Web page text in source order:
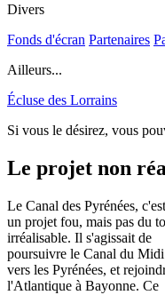
Divers
Fonds d'écran Partenaires
Ailleurs...
Écluse des Lorrains
Si vous le désirez, vous
Le projet non
Le Canal des Pyrénées, c'est
un projet fou, mais pas du
irréalisable. Il s'agissait de
poursuivre le Canal du Midi
vers les Pyrénées, et
l'Atlantique à Bayonne. Ce